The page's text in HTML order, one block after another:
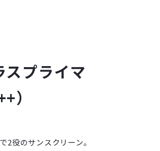
スプライマ
）
2役のサンスクリーン。